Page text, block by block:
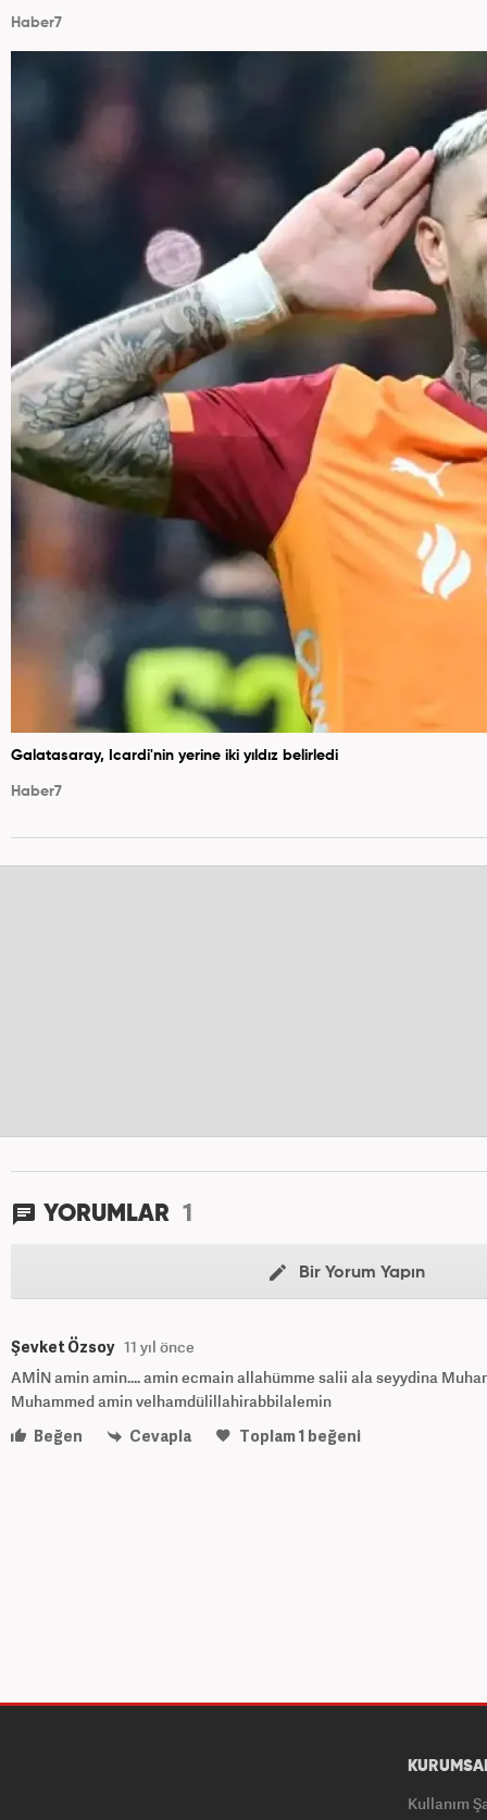
Haber7
Galatasaray, Icardi'nin yerine iki yıldız belirledi
Haber7
YORUMLAR 1
Bir Yorum Yapın
Şevket Özsoy 11 yıl önce
AMİN amin amin.... amin ecmain allahümme salii ala seyydina
Muhammed amin velhamdülillahirabbilalemin
Beğen
Cevapla Toplam1 beğeni
Kullanım